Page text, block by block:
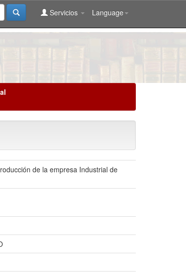
Language
Servicios
de la empresa Industrial de